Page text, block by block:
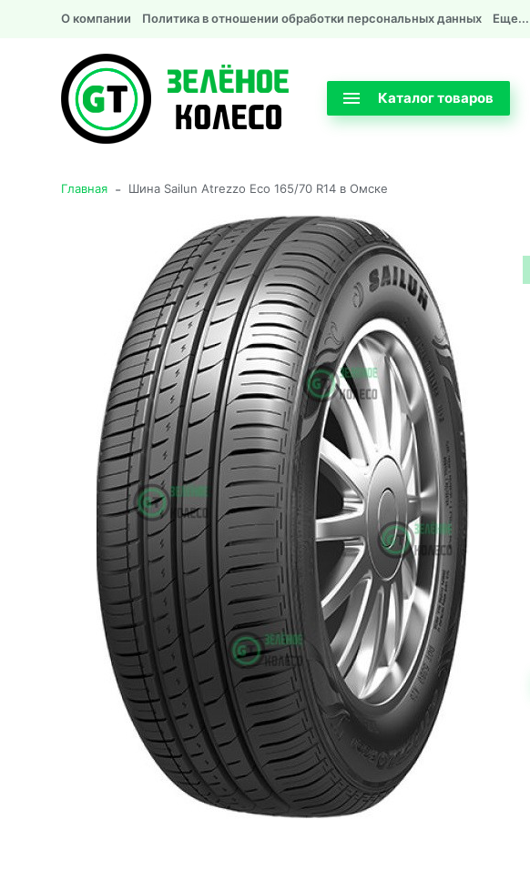
О компании Политика в отношении обработки персональных данных Еще...
Каталог товаров
Главная - Шина Sailun Atrezzo Eco 165/70 R14 в Омске